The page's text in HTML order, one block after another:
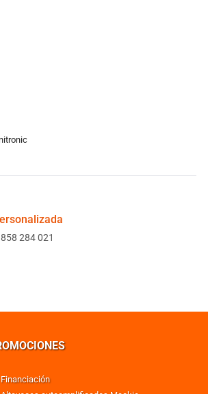
284 021
Financiación